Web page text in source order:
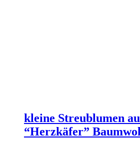
kleine Streublumen
“Herzkäfer”